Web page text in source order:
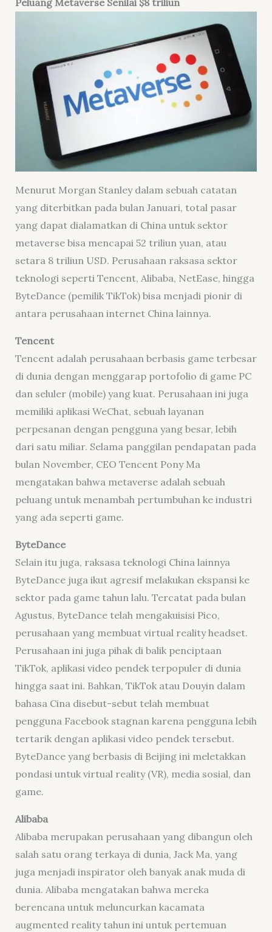
Peluang Metaverse Senilai $8 triliun
Menurut Morgan Stanley dalam sebuah catatan
yang diterbitkan pada bulan Januari, total pasar
yang dapat dialamatkan di China untuk sektor
metaverse bisa mencapai 52 triliun yuan, atau
setara 8 triliun USD. Perusahaan raksasa sektor
teknologi seperti Tencent, Alibaba, NetEase, hingga
ByteDance (pemilik TikTok) bisa menjadi pionir di
antara perusahaan internet China lainnya.
Tencent
Tencent adalah perusahaan berbasis game terbesar
di dunia dengan menggarap portofolio di game PC
dan seluler (mobile) yang kuat. Perusahaan ini juga
memiliki aplikasi WeChat, sebuah layanan
perpesanan dengan pengguna yang besar, lebih
dari satu miliar. Selama panggilan pendapatan pada
bulan November, CEO Tencent Pony Ma
mengatakan bahwa metaverse adalah sebuah
peluang untuk menambah pertumbuhan ke industri
yang ada seperti game.
ByteDance
Selain itu juga, raksasa teknologi China lainnya
ByteDance juga ikut agresif melakukan ekspansi ke
sektor pada game tahun lalu. Tercatat pada bulan
Agustus, ByteDance telah mengakuisisi Pico,
perusahaan yang membuat virtual reality headset.
Perusahaan ini juga pihak di balik penciptaan
TikTok, aplikasi video pendek terpopuler di dunia
hingga saat ini. Bahkan, TikTok atau Douyin dalam
bahasa Cina disebut-sebut telah membuat
pengguna Facebook stagnan karena pengguna lebih
tertarik dengan aplikasi video pendek tersebut.
ByteDance yang berbasis di Beijing ini meletakkan
pondasi untuk virtual reality (VR), media sosial, dan
game.
Alibaba
Alibaba merupakan perusahaan yang dibangun oleh
salah satu orang terkaya di dunia, Jack Ma, yang
juga menjadi inspirator oleh banyak anak muda di
dunia. Alibaba mengatakan bahwa mereka
berencana untuk meluncurkan kacamata
augmented reality tahun ini untuk pertemuan